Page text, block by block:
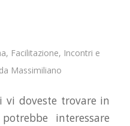
, Facilitazione, Incontri e
da Massimiliano
doveste trovare in
interessare